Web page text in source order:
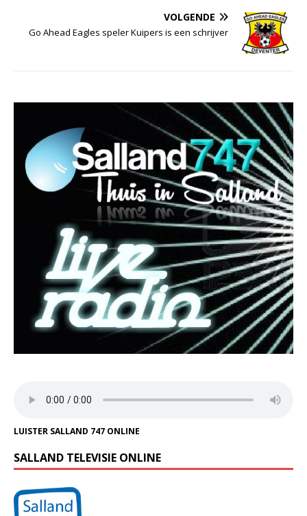
VOLGENDE
Go Ahead Eagles speler Kuipers is een schrijver
LUISTER SALLAND 747 ONLINE
SALLAND TELEVISIE ONLINE